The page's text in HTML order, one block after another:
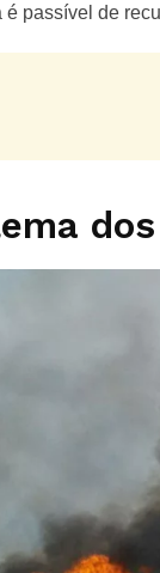
é passível de